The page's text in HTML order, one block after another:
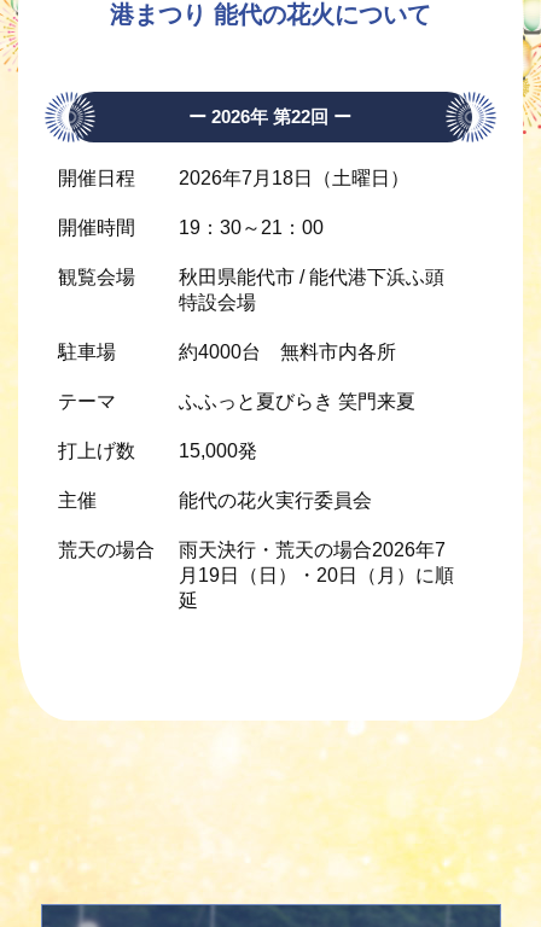
港まつり 能代の花火について
ー 2026年 第22回 ー
開催日程 2026年7月18日（土曜日）
開催時間 19：30～21：00
観覧会場
秋田県能代市 / 能代港下浜ふ頭
特設会場
駐車場 約4000台 無料市内各所
テーマ ふふっと夏びらき 笑門来夏
打上げ数 15,000発
主催 能代の花火実行委員会
荒天の場合
雨天決行・荒天の場合2026年7
月19日（日）・20日（月）に順
延